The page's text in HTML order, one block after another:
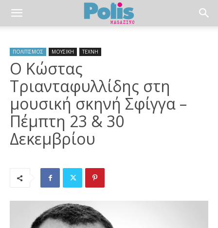
ΠΟΛΙΤΙΣΜΟΣ ΜΟΥΣΙΚΗ ΤΕΧΝΗ
Ο Κώστας
Τριανταφυλλίδης στη
μουσική σκηνή Σφίγγα –
Πέμπτη 23 & 30
Δεκεμβρίου